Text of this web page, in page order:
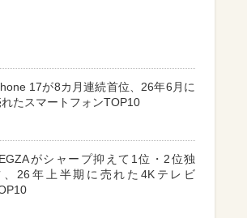
17が8カ月連続首位、26年6月に
たスマートフォンTOP10
がシャープ抑えて1位・2位独
、26年上半期に売れた4Kテレビ